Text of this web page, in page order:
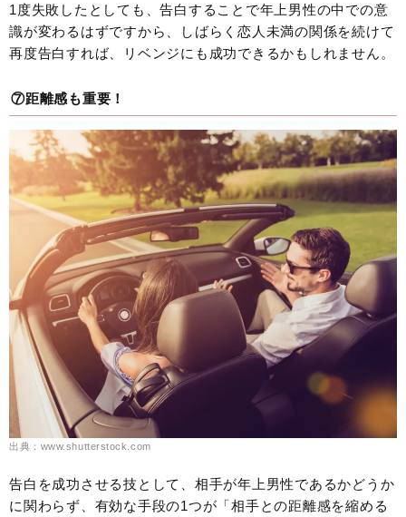
1度失敗したとしても、告白することで年上男性の中での意
識が変わるはずですから、しばらく恋人未満の関係を続けて
再度告白すれば、リベンジにも成功できるかもしれません。
⑦距離感も重要！
出典：www.shutterstock.com
告白を成功させる技として、相手が年上男性であるかどうか
に関わらず、有効な手段の1つが「相手との距離感を縮める